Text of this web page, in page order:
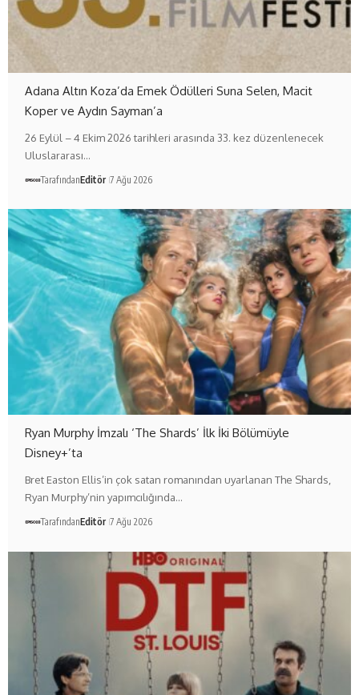
Adana Altın Koza’da Emek Ödülleri Suna Selen, Macit
Koper ve Aydın Sayman’a
26 Eylül – 4 Ekim 2026 tarihleri arasında 33. kez düzenlenecek
Uluslararası…
TarafındanEditör 7 Ağu 2026
Ryan Murphy İmzalı ‘The Shards’ İlk İki Bölümüyle
Disney+’ta
Bret Easton Ellis’in çok satan romanından uyarlanan The Shards,
Ryan Murphy’nin yapımcılığında…
TarafındanEditör 7 Ağu 2026